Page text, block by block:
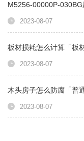
M5256-00000P-
2023-08-07
板材损耗怎么计算「板
2023-08-07
木头房子怎么防腐「普
2023-08-07